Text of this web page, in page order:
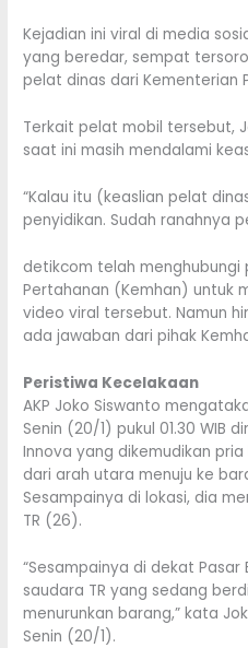
Kejadian ini viral di media
yang beredar, sempat
pelat dinas dari Kementerian
Terkait pelat mobil tersebut,
saat ini masih mendalami
“Kalau itu (keaslian pelat
penyidikan. Sudah ranahnya
detikcom telah menghubungi
Pertahanan (Kemhan) untuk
video viral tersebut. Namun
ada jawaban dari pihak
Peristiwa Kecelakaan
AKP Joko Siswanto
Senin (20/1) pukul 01.30 WIB
Innova yang dikemudikan
dari arah utara menuju ke
Sesampainya di lokasi, dia
TR (26).
“Sesampainya di dekat
saudara TR yang sedang
menurunkan barang,” kata
Senin (20/1).